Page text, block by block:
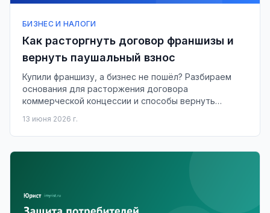
БИЗНЕС И НАЛОГИ
Как расторгнуть договор франшизы и
вернуть паушальный взнос
Купили франшизу, а бизнес не пошёл? Разбираем
основания для расторжения договора
коммерческой концессии и способы вернуть
13 июня 2026 г.